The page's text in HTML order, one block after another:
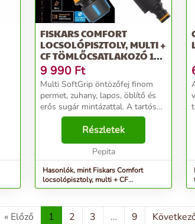
FISKARS COMFORT
LOCSOLÓPISZTOLY, MULTI +
CF TÖMLŐCSATLAKOZÓ 13-
15...
9 990 Ft
Multi SoftGrip öntözőfej finom
permet, zuhany, lapos, öblítő és
erős sugár mintázattal. A tartós
FiberComp markolat könnyű és
ergonomikus kialakítású. A
markolat kényelmes hüvelykujjas
áramlásszabályo...
Részletek
Pepita
Hasonlók, mint Fiskars Comfort
locsolópisztoly, multi + CF
tömlőcsatlakozó 13-15...
« Előző 1 2 3 … 9